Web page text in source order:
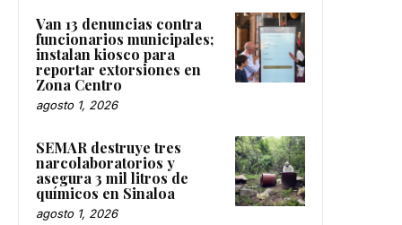
Van 13 denuncias contra
funcionarios municipales;
instalan kiosco para
reportar extorsiones en
Zona Centro
agosto 1, 2026
SEMAR destruye tres
narcolaboratorios y
asegura 3 mil litros de
químicos en Sinaloa
agosto 1, 2026